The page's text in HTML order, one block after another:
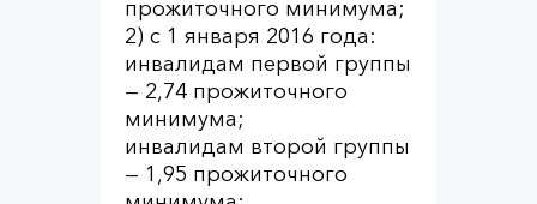
прожиточного минимума;
2) с 1 января 2016 года:
инвалидам первой группы
— 2,74 прожиточного
минимума;
инвалидам второй группы
— 1,95 прожиточного